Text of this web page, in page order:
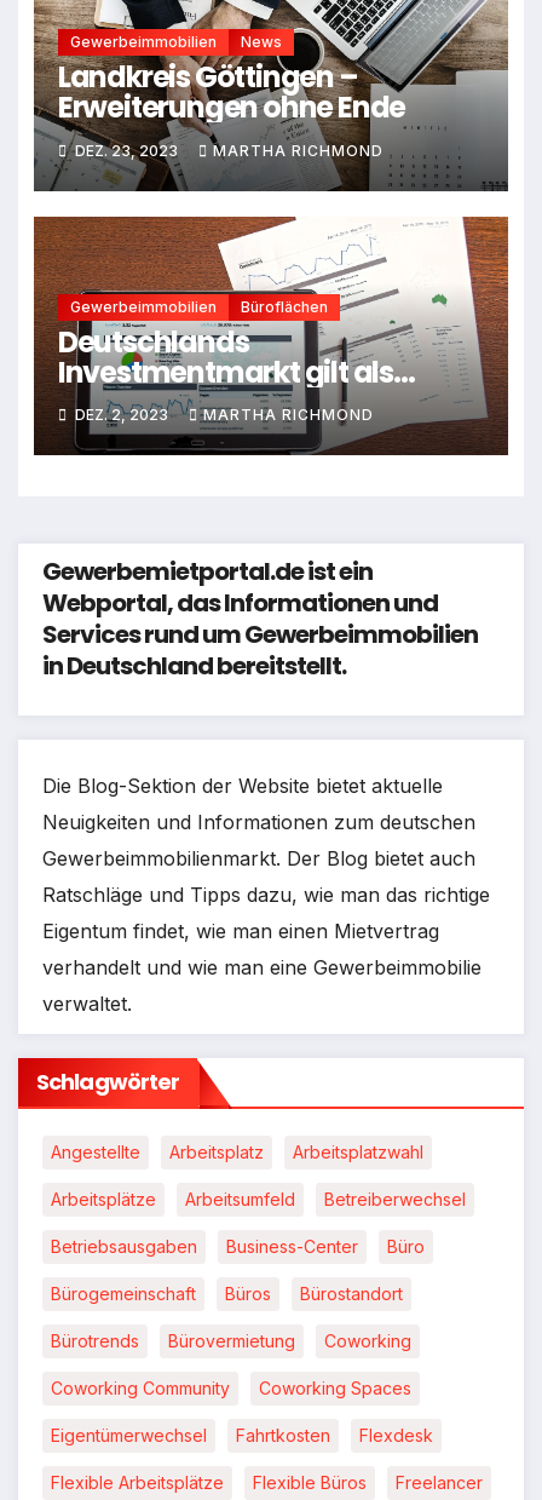
Gewerbeimmobilien News
Landkreis Göttingen –
Erweiterungen ohne Ende
DEZ. 23, 2023 MARTHA RICHMOND
Gewerbeimmobilien Büroflächen
Deutschlands
Investmentmarkt gilt als
unterbewertet
DEZ. 2, 2023 MARTHA RICHMOND
Gewerbemietportal.de ist ein
Webportal, das Informationen und
Services rund um Gewerbeimmobilien
in Deutschland bereitstellt.
Die Blog-Sektion der Website bietet aktuelle
Neuigkeiten und Informationen zum deutschen
Gewerbeimmobilienmarkt. Der Blog bietet auch
Ratschläge und Tipps dazu, wie man das richtige
Eigentum findet, wie man einen Mietvertrag
verhandelt und wie man eine Gewerbeimmobilie
verwaltet.
Schlagwörter
Angestellte Arbeitsplatz Arbeitsplatzwahl
Arbeitsplätze Arbeitsumfeld Betreiberwechsel
Betriebsausgaben Business-Center Büro
Bürogemeinschaft Büros Bürostandort
Bürotrends Bürovermietung Coworking
Coworking Community Coworking Spaces
Eigentümerwechsel Fahrtkosten Flexdesk
Flexible Arbeitsplätze Flexible Büros Freelancer